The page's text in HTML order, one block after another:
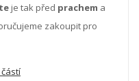
je tak před prachem a
zakoupit pro